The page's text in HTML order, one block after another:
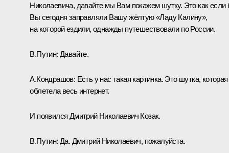
Николаевича, давайте мы Вам покажем шутку. Это как если
Вы сегодня заправляли Вашу жёлтую «Ладу Калину»,
на которой ездили, однажды путешествовали по России.
В.Путин: Давайте.
А.Кондрашов: Есть у нас такая картинка. Это шутка, которая
облетела весь интернет.
И появился Дмитрий Николаевич Козак.
В.Путин: Да. Дмитрий Николаевич, пожалуйста.